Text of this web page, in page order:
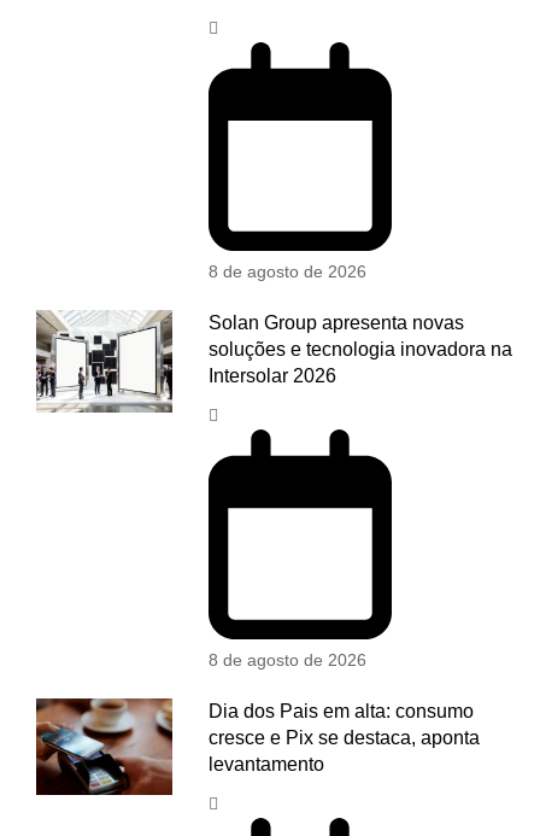
8 de agosto de 2026
Solan Group apresenta novas
soluções e tecnologia inovadora na
Intersolar 2026
8 de agosto de 2026
Dia dos Pais em alta: consumo
cresce e Pix se destaca, aponta
levantamento